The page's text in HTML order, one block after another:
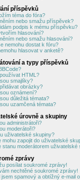
příspěvků
téma do fóra?
nebo smažu příspěvek?
podpis k mému příspěvku?
hlasování?
nebo smažu hlasování?
nemohu dostat k fóru?
hlasovat v anketě?
a typy příspěvků
HTML?
smajlíky?
obrázky?
oznámení?
důležitá témata?
uzamčená témata?
úrovně a skupiny
administrátoři?
moderátoři?
uživatelské skupiny?
mohu zapojit do uživatelské
stanu moderátorem uživatelské
zprávy
posílat soukromé zprávy!
nechtěné soukromé zprávy!
jsem spamový a obtížný e-mail